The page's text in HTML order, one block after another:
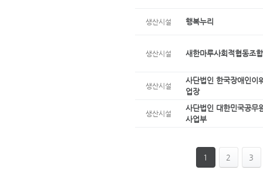
생산시설 행복누리
생산시설 새한마루사회적협동조
생산시설
사단법인 한국장애인이
업장
생산시설
사단법인 대한민국공무
사업부
1 2 3